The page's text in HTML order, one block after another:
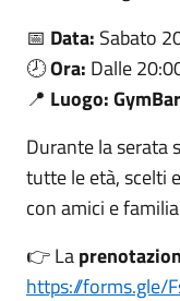
📅 Data: Sabato
🕗Ora: Dalle
📍 Luogo:GymBar
Durante la serata
tutte le età, scelti
con amici e
👉 La
https://forms.gle/